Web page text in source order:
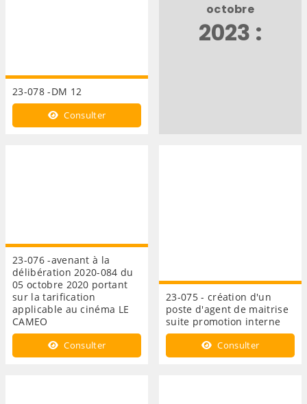
23-078 -DM 12
Consulter
octobre
2023 :
23-076 -avenant à la
délibération 2020-084 du
05 octobre 2020 portant
sur la tarification
applicable au cinéma LE
CAMEO
Consulter
23-075 - création d'un
poste d'agent de maitrise
suite promotion interne
Consulter